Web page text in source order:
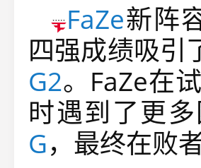
FaZe新阵
四强成绩吸引
G2。FaZe在
时遇到了更
G，最终在败